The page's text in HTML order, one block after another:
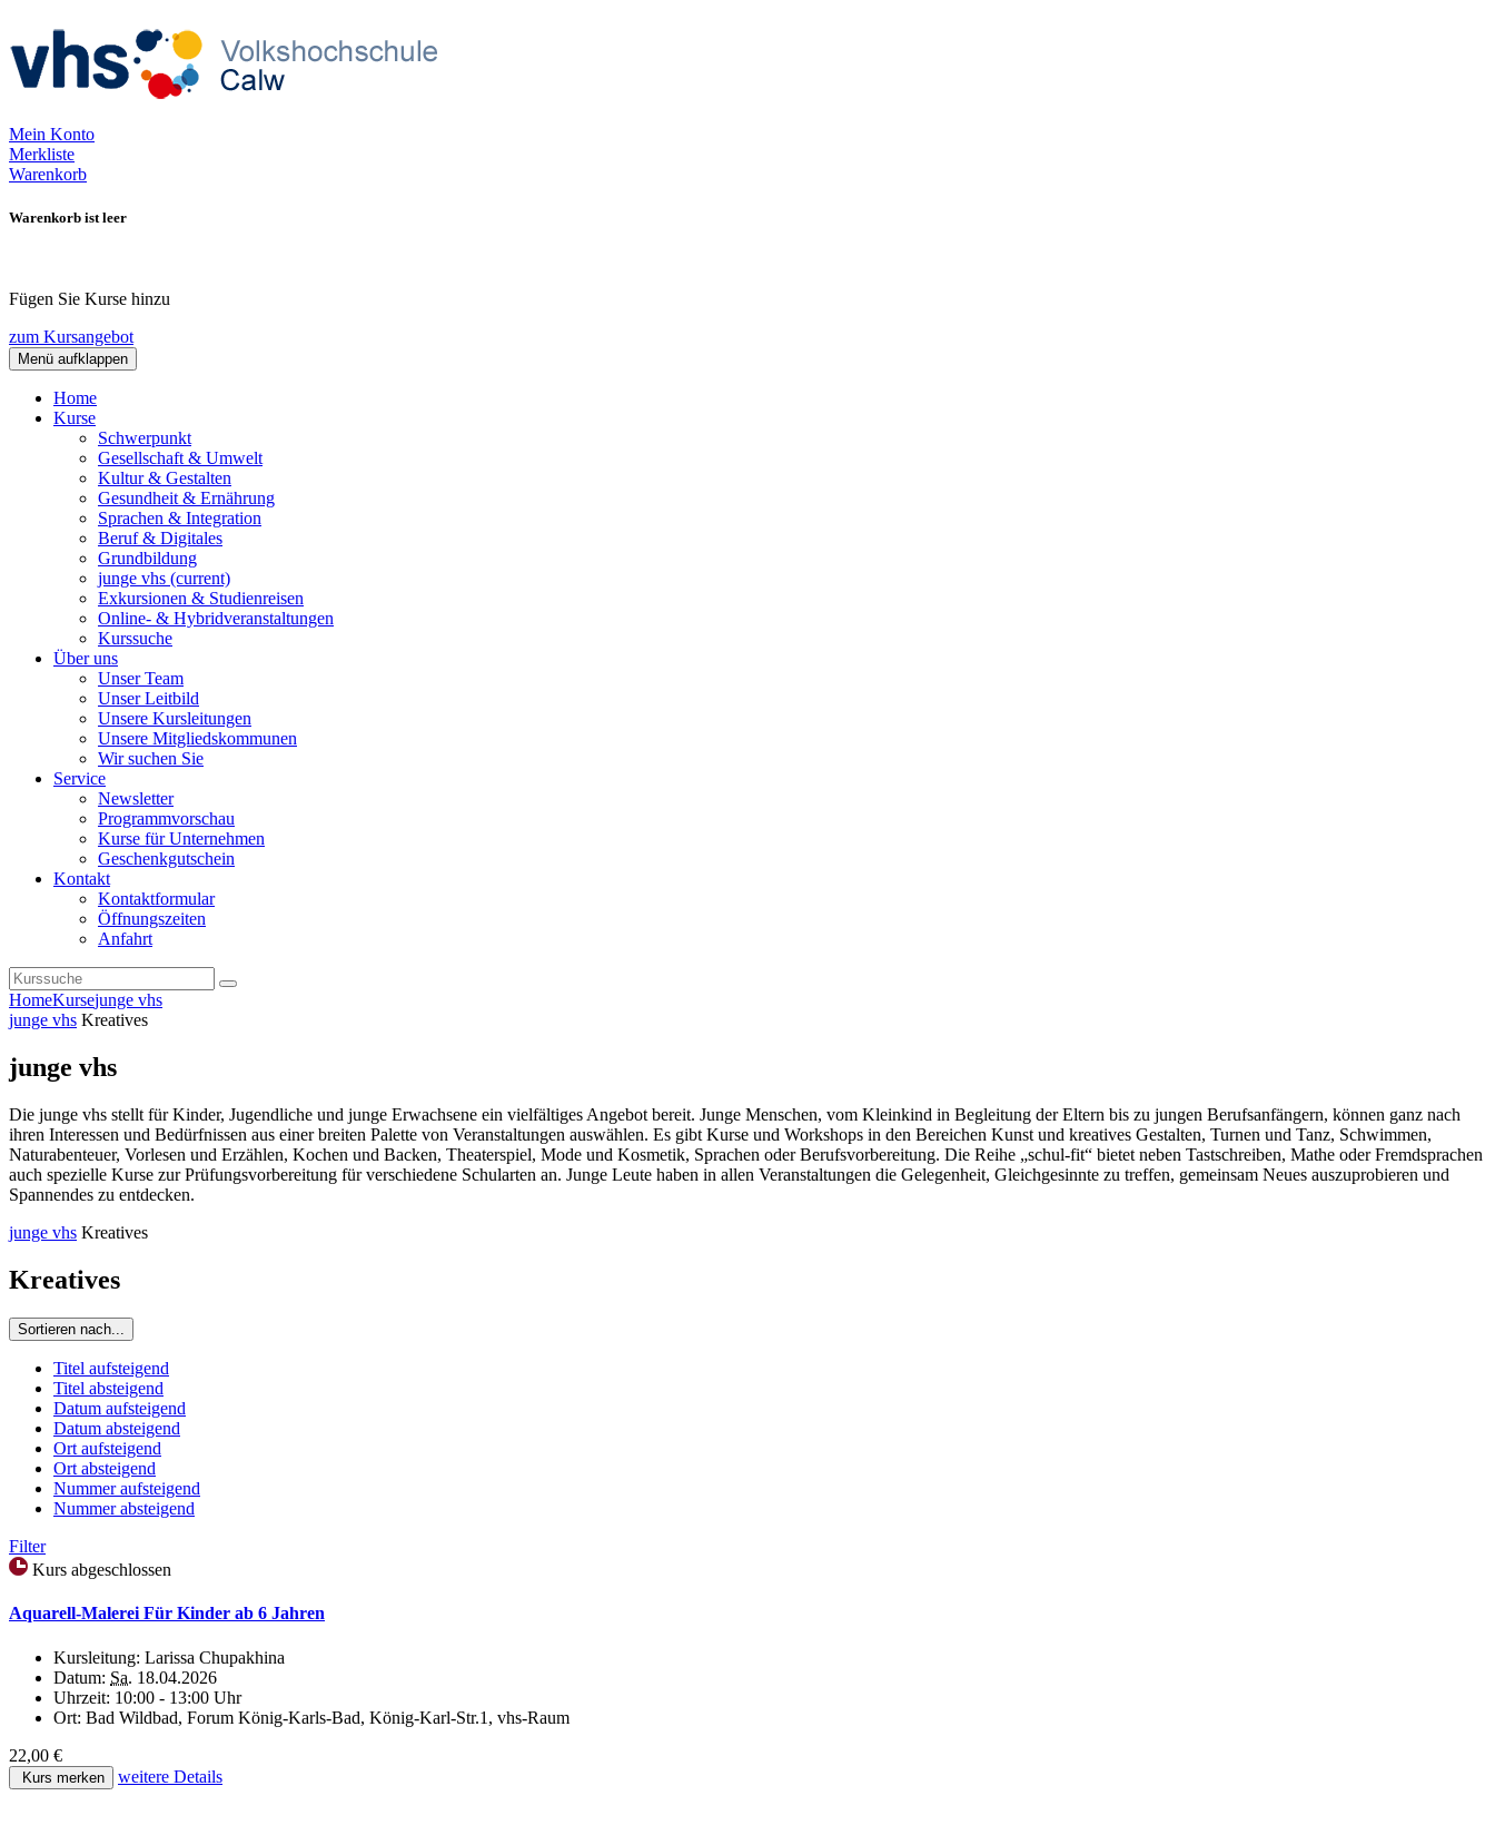
Mein Konto
Merkliste
Warenkorb
Warenkorb ist leer
Fügen Sie Kurse hinzu
zum Kursangebot
Menü aufklappen
Home
Kurse
Schwerpunkt
Gesellschaft & Umwelt
Kultur & Gestalten
Gesundheit & Ernährung
Sprachen & Integration
Beruf & Digitales
Grundbildung
junge vhs (current)
Exkursionen & Studienreisen
Online- & Hybridveranstaltungen
Kurssuche
Über uns
Unser Team
Unser Leitbild
Unsere Kursleitungen
Unsere Mitgliedskommunen
Wir suchen Sie
Service
Newsletter
Programmvorschau
Kurse für Unternehmen
Geschenkgutschein
Kontakt
Kontaktformular
Öffnungszeiten
Anfahrt
HomeKursejunge vhs
junge vhs Kreatives
junge vhs
Die junge vhs stellt für Kinder, Jugendliche und junge Erwachsene ein vielfältiges Angebot bereit. Junge Menschen, vom Kleinkind in Begleitung der Eltern bis zu jungen Berufsanfängern, können ganz nach
ihren Interessen und Bedürfnissen aus einer breiten Palette von Veranstaltungen auswählen. Es gibt Kurse und Workshops in den Bereichen Kunst und kreatives Gestalten, Turnen und Tanz, Schwimmen,
Naturabenteuer, Vorlesen und Erzählen, Kochen und Backen, Theaterspiel, Mode und Kosmetik, Sprachen oder Berufsvorbereitung. Die Reihe „schul-fit“ bietet neben Tastschreiben, Mathe oder Fremdsprachen
auch spezielle Kurse zur Prüfungsvorbereitung für verschiedene Schularten an. Junge Leute haben in allen Veranstaltungen die Gelegenheit, Gleichgesinnte zu treffen, gemeinsam Neues auszuprobieren und
Spannendes zu entdecken.
junge vhs Kreatives
Kreatives
Sortieren nach...
Titel aufsteigend
Titel absteigend
Datum aufsteigend
Datum absteigend
Ort aufsteigend
Ort absteigend
Nummer aufsteigend
Nummer absteigend
Filter
Kurs abgeschlossen
Aquarell-Malerei Für Kinder ab 6 Jahren
Kursleitung: Larissa Chupakhina
Datum: Sa. 18.04.2026
Uhrzeit: 10:00 - 13:00 Uhr
Ort: Bad Wildbad, Forum König-Karls-Bad, König-Karl-Str.1, vhs-Raum
22,00 €
Kurs merken weitere Details